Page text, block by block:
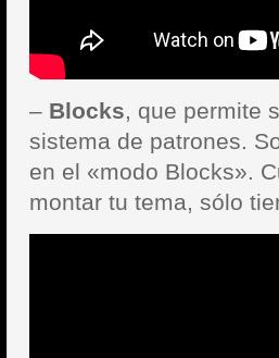
– Blocks, que permite
sistema de patrones.
en el «modo Blocks».
montar tu tema, sólo